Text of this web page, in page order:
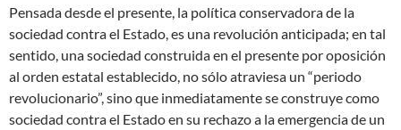
Pensada desde el presente, la política conservadora de la
sociedad contra el Estado, es una revolución anticipada; en tal
sentido, una sociedad construida en el presente por oposición
al orden estatal establecido, no sólo atraviesa un “periodo
revolucionario”, sino que inmediatamente se construye como
sociedad contra el Estado en su rechazo a la emergencia de un